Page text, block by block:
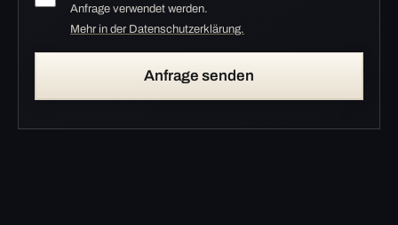
Anfrage verwendet werden.
Mehr in der Datenschutzerklärung.
Anfrage senden